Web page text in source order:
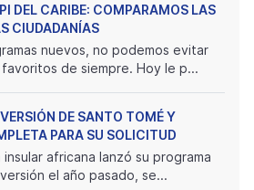
DEL CARIBE: COMPARAMOS LAS
CIUDADANÍAS
nuevos, no podemos evitar
de siempre. Hoy le p...
DE SANTO TOMÉ Y
PARA SU SOLICITUD
africana lanzó su programa
el año pasado, se...